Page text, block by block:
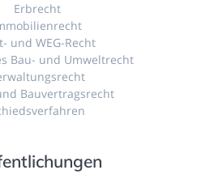
Erbrecht
und WEG-Recht
Bau- und Umweltrecht
Bauvertragsrecht